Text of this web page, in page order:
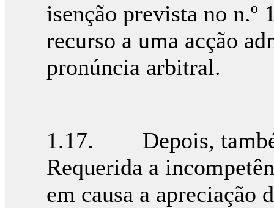
isenção prevista no n.º
recurso a uma acção
pronúncia arbitral.
1.17. Depois,
Requerida a
em causa a apreciação